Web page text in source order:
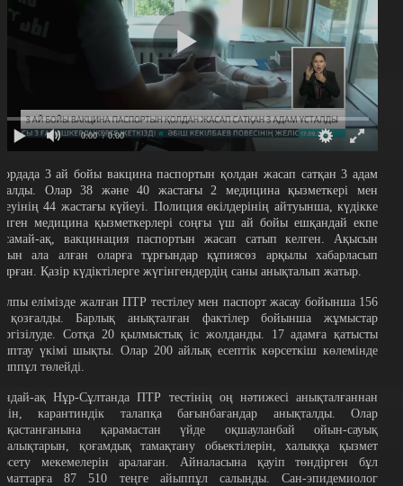
0:00 / 0:00
3 ай бойы вакцина паспортын қолдан жасап сатқан 3 адам
Олар 38 және 40 жастағы 2 медицина қызметкері мен
44 жастағы күйеуі. Полиция өкілдерінің айтуынша, күдікке
медицина қызметкерлері соңғы үш ай бойы ешқандай екпе
ақ, вакцинация паспортын жасап сатып келген. Ақысын
ала алған оларға тұрғындар құпиясөз арқылы хабарласып
Қазір күдіктілерге жүгінгендердің саны анықталып жатыр.
елімізде жалған ПТР тестілеу мен паспорт жасау бойынша 156
қозғалды. Барлық анықталған фактілер бойынша жұмыстар
Сотқа 20 қылмыстық іс жолданды. 17 адамға қатысты
үкімі шықты. Олар 200 айлық есептік көрсеткіш көлемінде
төлейді.
ақ Нұр-Сұлтанда ПТР тестінің оң нәтижесі анықталғаннан
карантиндік талапқа бағынбағандар анықталды. Олар
қарамастан үйде оқшауланбай ойын-сауық
қоғамдық тамақтану обьектілерін, халыққа қызмет
мекемелерін аралаған. Айналасына қауіп төндірген бұл
87 510 теңге айыппұл салынды. Сан-эпидемиолог